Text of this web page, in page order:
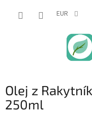
EUR
Olej z
250ml